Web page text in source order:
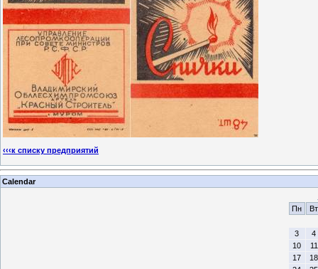
‹‹‹к списку предприятий
Calendar
Пн
Вт
3
4
10
11
17
18